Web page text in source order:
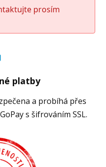
prosím
platby
a probíhá přes
s šifrováním SSL.